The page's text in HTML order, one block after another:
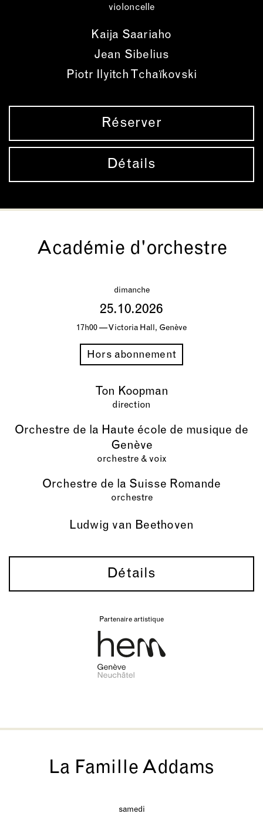
Réserver
Détails
violoncelle
Kaija Saariaho
Jean Sibelius
Piotr Ilyitch Tchaïkovski
Académie d'orchestre
Détails
Partenaire artistique
dimanche
25.10.2026
17h00 — Victoria Hall, Genève
Hors abonnement
Ton Koopman
direction
Orchestre de la Haute école de musique de
Genève
orchestre & voix
Orchestre de la Suisse Romande
orchestre
Ludwig van Beethoven
La Famille Addams
samedi